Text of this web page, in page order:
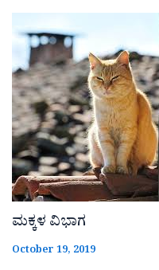
ಮಕ್ಕಳ ವಿಭಾಗ
October 19, 2019